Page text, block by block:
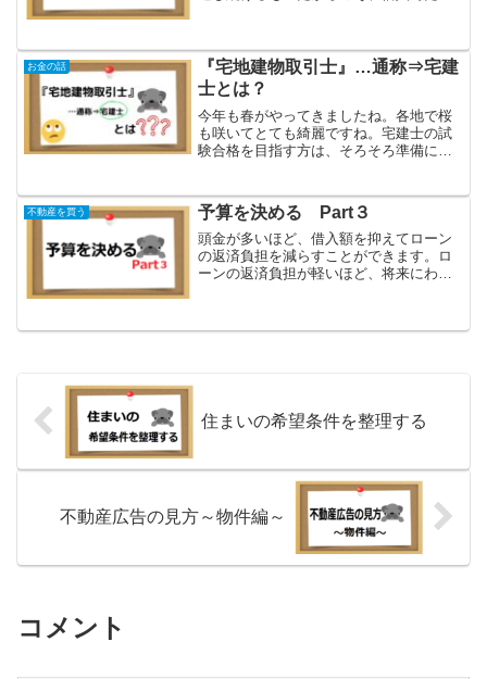
済期間の設定の考え方がわかる✔ボーナ
ス返済についてわかる✔返...
お金の話
『宅地建物取引士』…通称⇒宅建
士とは？
今年も春がやってきましたね。各地で桜
も咲いてとても綺麗ですね。宅建士の試
験合格を目指す方は、そろそろ準備に取
していきたいと思います。この記事を読
むと✔『宅地建物取引士』と...
不動産を買う 予算を決める Part３
頭金が多いほど、借入額を抑えてローン
の返済負担を減らすことができます。ロ
ーンの返済負担が軽いほど、将来にわた
住まいの希望条件を整理する
不動産広告の見方～物件編～
コメント